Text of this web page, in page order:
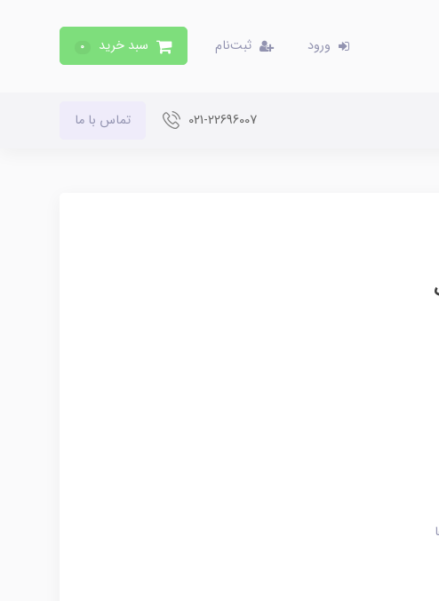
ورود ثبت‌نام سبد خرید 0
021-22696007 تماس با ما